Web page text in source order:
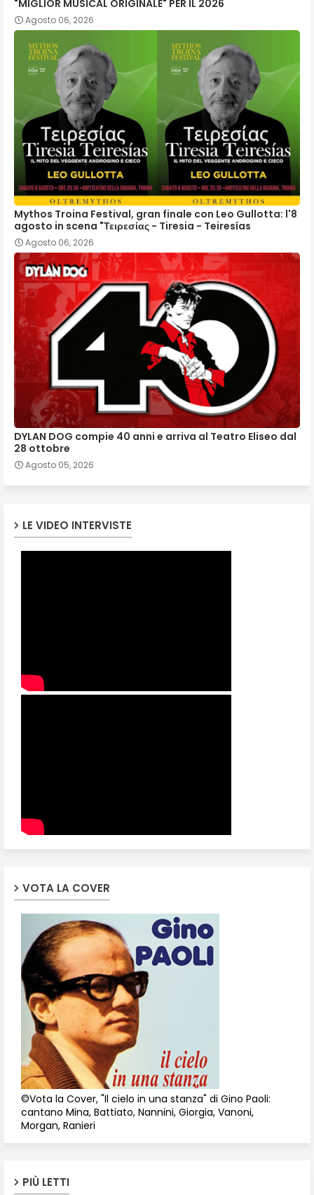
"MIGLIOR MUSICAL ORIGINALE" PER IL 2026
Agosto 06, 2026
Mythos Troina Festival, gran finale con Leo Gullotta: l'8
agosto in scena "Τειρεσίας - Tiresia - Teiresías
Agosto 06, 2026
DYLAN DOG compie 40 anni e arriva al Teatro Eliseo dal
28 ottobre
Agosto 05, 2026
LE VIDEO INTERVISTE
VOTA LA COVER
©Vota la Cover, "Il cielo in una stanza" di Gino Paoli:
cantano Mina, Battiato, Nannini, Giorgia, Vanoni,
Morgan, Ranieri
PIÙ LETTI